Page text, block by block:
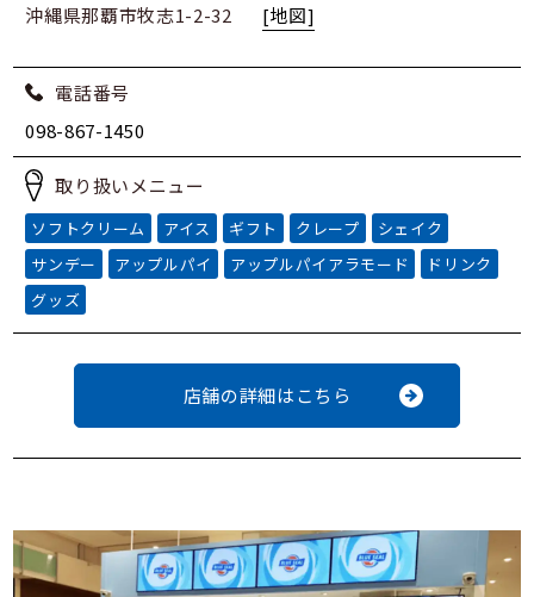
沖縄県那覇市牧志1-2-32
[地図]
電話番号
098-867-1450
取り扱いメニュー
ソフトクリーム アイス ギフト クレープ
シェイク
サンデー
アップルパイ アップルパイアラモード
ドリンク
グッズ
店舗の詳細はこちら